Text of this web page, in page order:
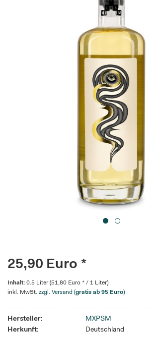
25,90 Euro *
Inhalt: 0.5 Liter (51,80 Euro * / 1 Liter)
inkl. MwSt. zzgl. Versand (gratis ab 95 Euro)
Hersteller:
MXPSM
Herkunft:
Deutschland